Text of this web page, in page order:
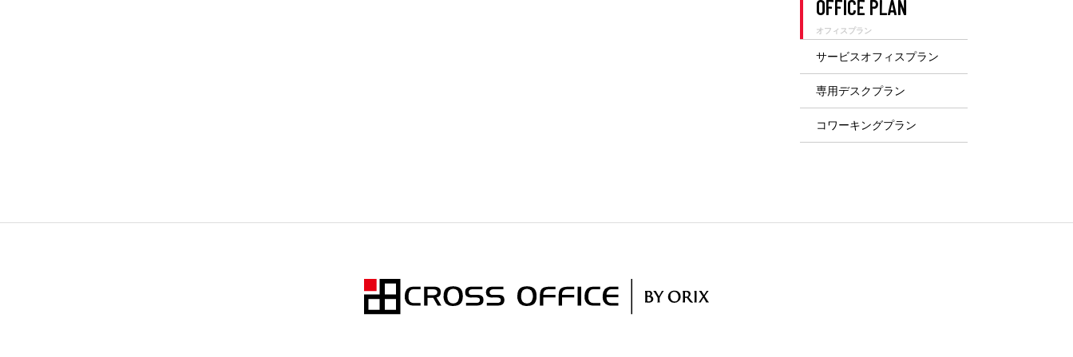
OFFICE PLAN
オフィスプラン
サービスオフィスプラン
専用デスクプラン
コワーキングプラン